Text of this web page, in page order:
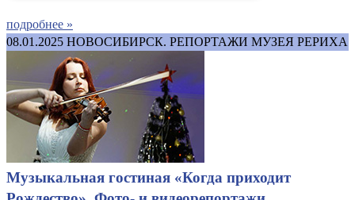
подробнее »
08.01.2025 НОВОСИБИРСК. РЕПОРТАЖИ МУЗЕЯ РЕРИХА
Музыкальная гостиная «Когда приходит